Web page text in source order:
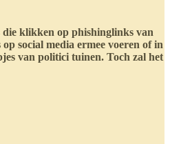
klikken op phishinglinks van
social media ermee voeren of in
van politici tuinen. Toch zal het